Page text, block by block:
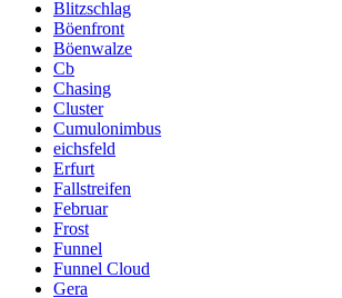
Blitzschlag
Böenfront
Böenwalze
Cb
Chasing
Cluster
Cumulonimbus
eichsfeld
Erfurt
Fallstreifen
Februar
Frost
Funnel
Funnel Cloud
Gera